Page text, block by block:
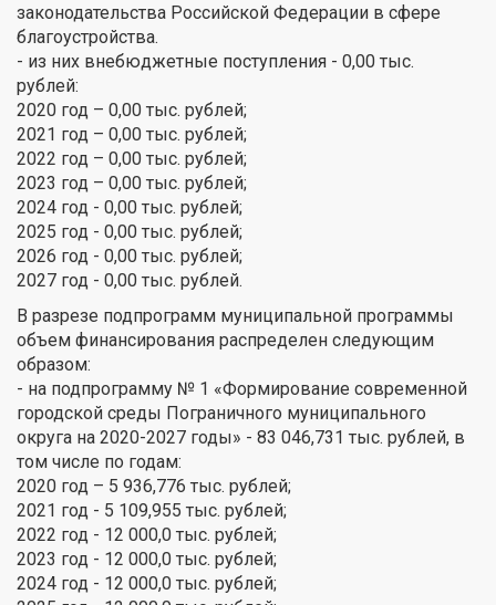
законодательства Российской Федерации в сфере
благоустройства.
- из них внебюджетные поступления - 0,00 тыс.
рублей:
2020 год – 0,00 тыс. рублей;
2021 год – 0,00 тыс. рублей;
2022 год – 0,00 тыс. рублей;
2023 год – 0,00 тыс. рублей;
2024 год - 0,00 тыс. рублей;
2025 год - 0,00 тыс. рублей;
2026 год - 0,00 тыс. рублей;
2027 год - 0,00 тыс. рублей.
В разрезе подпрограмм муниципальной программы
объем финансирования распределен следующим
образом:
- на подпрограмму № 1 «Формирование современной
городской среды Пограничного муниципального
округа на 2020-2027 годы» - 83 046,731 тыс. рублей, в
том числе по годам:
2020 год – 5 936,776 тыс. рублей;
2021 год - 5 109,955 тыс. рублей;
2022 год - 12 000,0 тыс. рублей;
2023 год - 12 000,0 тыс. рублей;
2024 год - 12 000,0 тыс. рублей;